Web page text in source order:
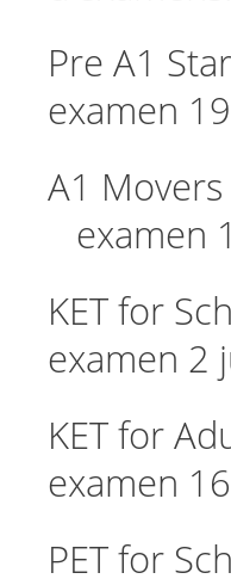
Pre
examen
A1
KET
examen 2
examen
PET